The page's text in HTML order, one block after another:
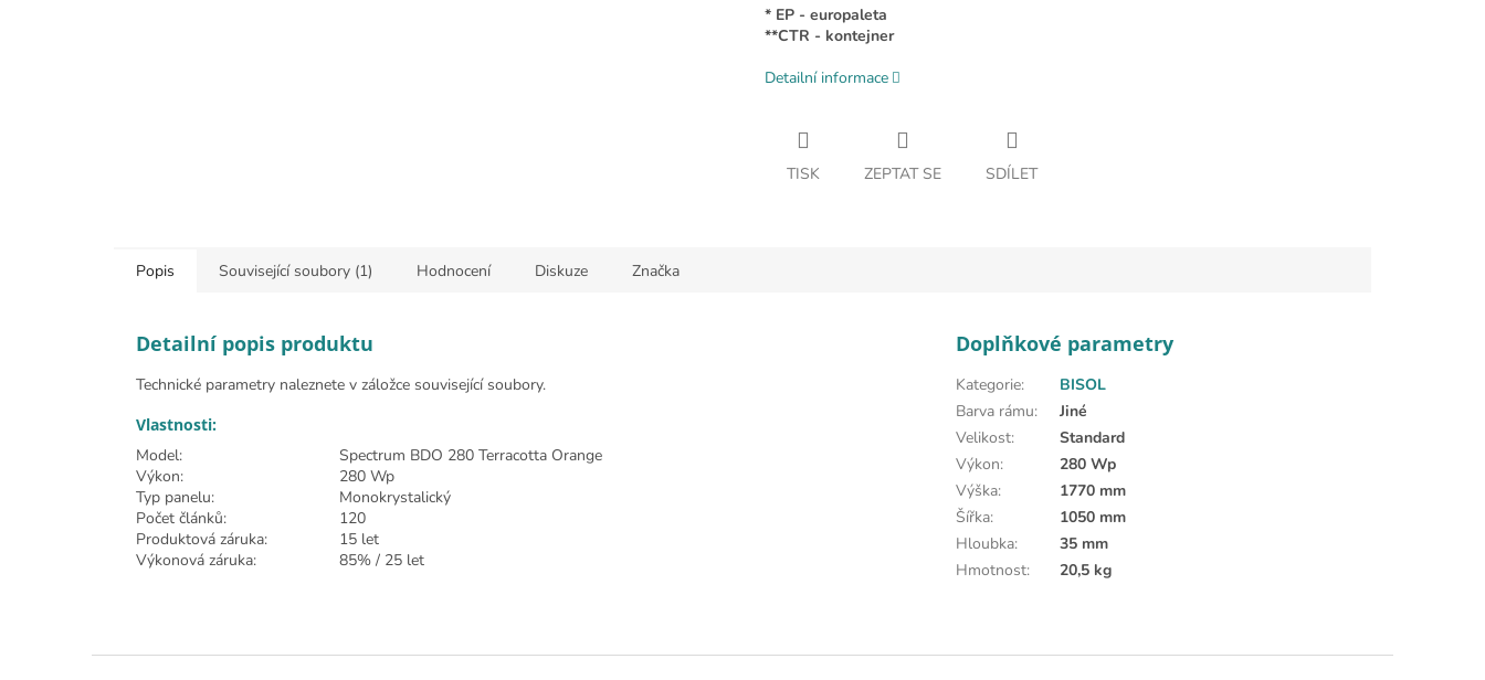
* EP - europaleta
**CTR - kontejner
Detailní informace
TISK ZEPTAT SE SDÍLET
Popis Související soubory (1) Hodnocení Diskuze Značka
Detailní popis produktu
Technické parametry naleznete v záložce související soubory.
Vlastnosti:
Model:
Spectrum BDO 280 Terracotta Orange
Výkon:
280 Wp
Typ panelu:
Monokrystalický
Počet článků:
120
Produktová záruka:
15 let
Výkonová záruka:
85% / 25 let
Doplňkové parametry
Kategorie:
BISOL
Barva rámu:
Jiné
Velikost:
Standard
Výkon:
280 Wp
Výška:
1770 mm
Šířka:
1050 mm
Hloubka:
35 mm
Hmotnost: 20,5 kg